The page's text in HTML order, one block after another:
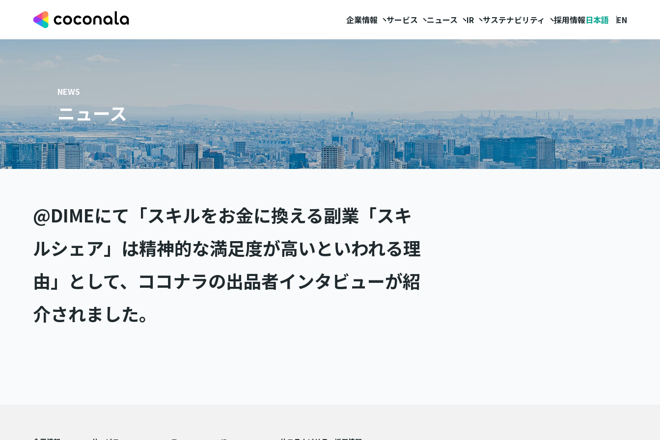
企業情報 サービス ニュース IR サステナビリティ 採用情報日本語 EN
NEWS
ニュース
@DIMEにて「スキルをお金に換える副業「スキ
ルシェア」は精神的な満足度が高いといわれる理
由」として、ココナラの出品者インタビューが紹
介されました。